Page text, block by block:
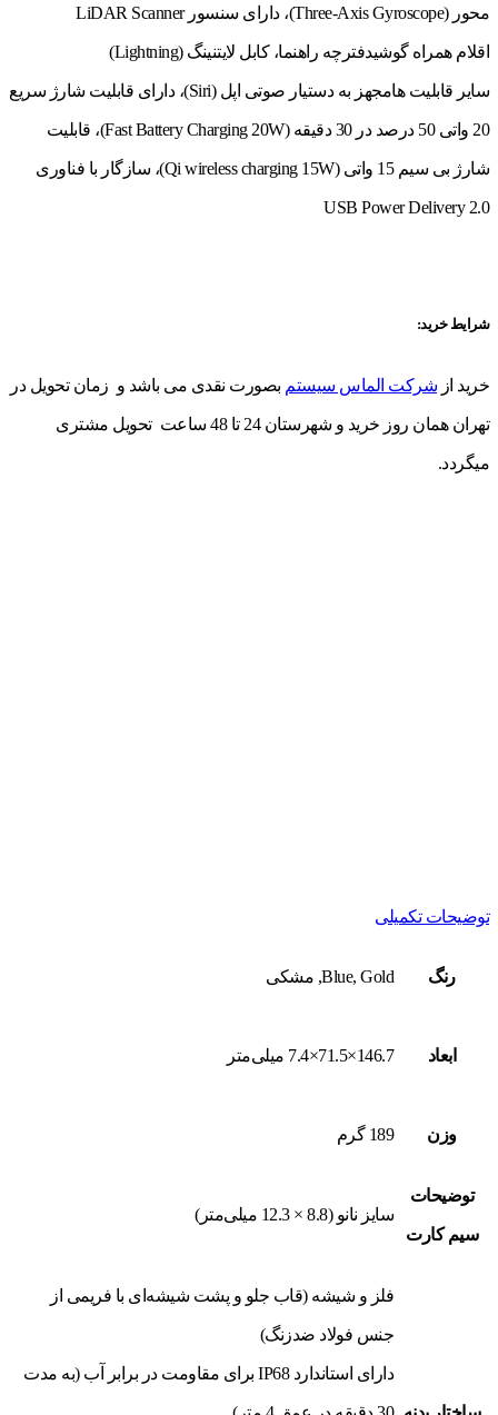
محور (Three-Axis Gyroscope)، دارای سنسور LiDAR Scanner
اقلام همراه گوشیدفترچه‌ راهنما، کابل لایتنینگ (Lightning)
سایر قابلیت ها مجهز به دستیار صوتی اپل (Siri)، دارای قابلیت شارژ سریع
20 واتی 50 درصد در 30 دقیقه (Fast Battery Charging 20W)، قابلیت
شارژ بی سیم 15 واتی (Qi wireless charging 15W)، سازگار با فناوری
USB Power Delivery 2.0
شرایط خرید:
خرید از شرکت الماس سیستم بصورت نقدی می باشد و زمان تحویل در
تهران همان روز خرید و شهرستان 24 تا 48 ساعت تحویل مشتری
میگردد.
توضیحات تکمیلی
رنگ Blue, Gold, مشکی
ابعاد 146.7×71.5×7.4 میلی‌متر
وزن 189 گرم
توضیحات
سیم کارت
سایز نانو (8.8 × 12.3 میلی‌متر)
فلز و شیشه (قاب جلو و پشت شیشه‌ای با فریمی از
جنس فولاد ضدزنگ)
دارای استاندارد IP68 برای مقاومت در برابر آب (به مدت